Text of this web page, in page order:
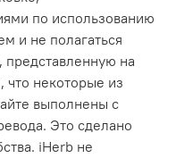
по использованию
и не полагаться
на
что некоторые из
выполнены с
Это сделано
iHerb не